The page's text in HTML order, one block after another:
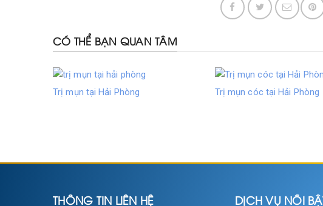
CÓ THỂ BẠN QUAN TÂM
Trị mụn tại Hải Phòng
Trị mụn cóc tại Hải Phòng
THÔNG TIN LIÊN HỆ DỊCH VỤ NỔI BẬT